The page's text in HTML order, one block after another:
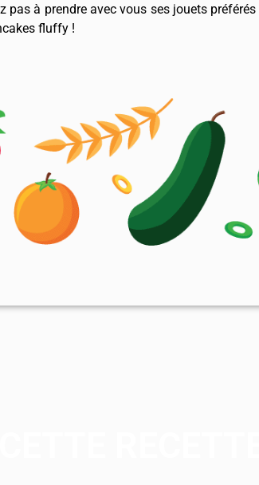
à prendre avec vous ses jouets
fluffy !